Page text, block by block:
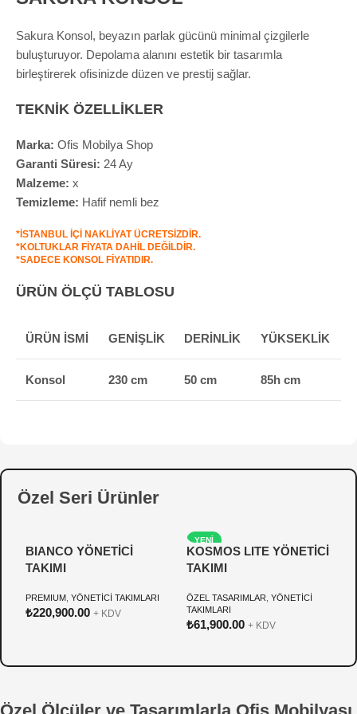
Sakura Konsol, beyazın parlak gücünü minimal çizgilerle
buluşturuyor. Depolama alanını estetik bir tasarımla
birleştirerek ofisinizde düzen ve prestij sağlar.
TEKNİK ÖZELLİKLER
Marka: Ofis Mobilya Shop
Garanti Süresi: 24 Ay
Malzeme: x
Temizleme: Hafif nemli bez
*İSTANBUL İÇİ NAKLİYAT ÜCRETSİZDİR.
*KOLTUKLAR FİYATA DAHİL DEĞİLDİR.
*SADECE KONSOL FİYATIDIR.
ÜRÜN ÖLÇÜ TABLOSU
ÜRÜN İSMİ GENİŞLİK DERİNLİK YÜKSEKLİK
Konsol 230 cm 50 cm 85h cm
Özel Seri Ürünler
BIANCO YÖNETİCİ
TAKIMI
PREMIUM YÖNETİCİ TAKIMLARI
₺220,900.00 + KDV
YENI
KOSMOS LITE YÖNETİCİ
TAKIMI
ÖZEL TASARIMLAR YÖNETİCİ
TAKIMLARI
₺61,900.00 + KDV